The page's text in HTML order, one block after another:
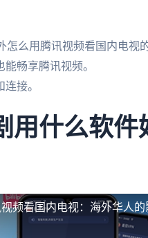
么用腾讯视频看国内电视的
畅享腾讯视频。
接。
用什么软件
频看国内电视：海外华人